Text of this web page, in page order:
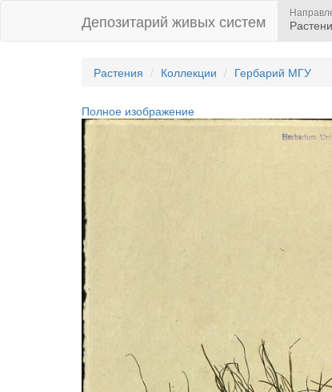
Депозитарий живых систем
Растения Коллекции Гербарий МГУ
Полное изображение